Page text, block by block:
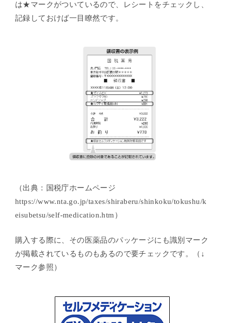
は★マークがついているので、レシートをチェックし、
記録しておけば一目瞭然です。
（出典：国税庁ホームページ
https://www.nta.go.jp/taxes/shiraberu/shinkoku/tokushu/k
eisubetsu/self-medication.htm）
購入する際に、その医薬品のパッケージにも識別マーク
が掲載されているものもあるので要チェックです。（↓
マーク参照）